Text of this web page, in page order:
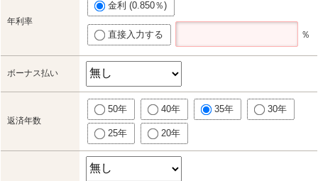
年利率
金利 (0.850％)
直接入力する ％
ボーナス払い
返済年数
50年 40年 35年 30年
25年 20年